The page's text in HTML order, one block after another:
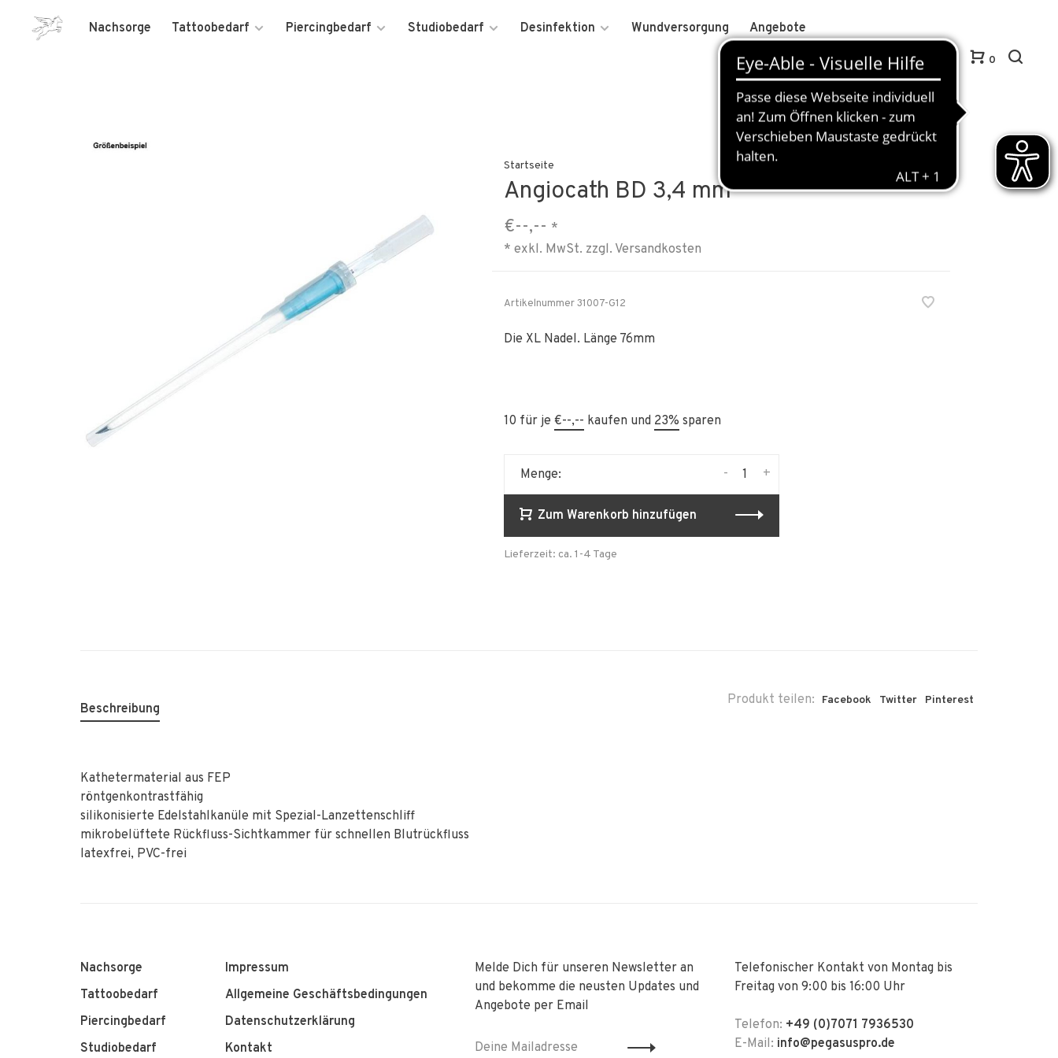
Nachsorge Tattoobedarf Piercingbedarf Studiobedarf Desinfektion Wundversorgung
Angebote
Anmelden / Kundenkonto anlegen
0
Startseite
Angiocath BD 3,4 mm
€--,-- *
* exkl. MwSt. zzgl. Versandkosten
Artikelnummer31007-G12
Die XL Nadel. Länge 76mm
10 für je €--,-- kaufen und 23% sparen
Menge: +
-
Zum Warenkorb hinzufügen
Lieferzeit: ca. 1-4 Tage
Produkt teilen: Facebook Twitter Pinterest
Beschreibung
Kathetermaterial aus FEP
röntgenkontrastfähig
silikonisierte Edelstahlkanüle mit Spezial-Lanzettenschliff
mikrobelüftete Rückfluss-Sichtkammer für schnellen Blutrückfluss
latexfrei, PVC-frei
Nachsorge
Tattoobedarf
Piercingbedarf
Studiobedarf
Impressum
Allgemeine Geschäftsbedingungen
Datenschutzerklärung
Kontakt
Melde Dich für unseren Newsletter an
und bekomme die neusten Updates und
Angebote per Email
Telefonischer Kontakt von Montag bis
Freitag von 9:00 bis 16:00 Uhr
Telefon: +49 (0)7071 7936530
E-Mail: info@pegasuspro.de